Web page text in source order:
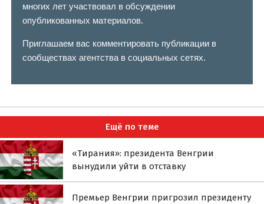
многих лет участвовал в обсуждении
опубликованных материалов.
Приглашаем вас комментировать публикации в
сообществах агентства в социальных сетях.
Ещё по теме
«Тирания»: президента Венгрии
вынудили уйти в отставку
Премьер Венгрии пригрозил президенту